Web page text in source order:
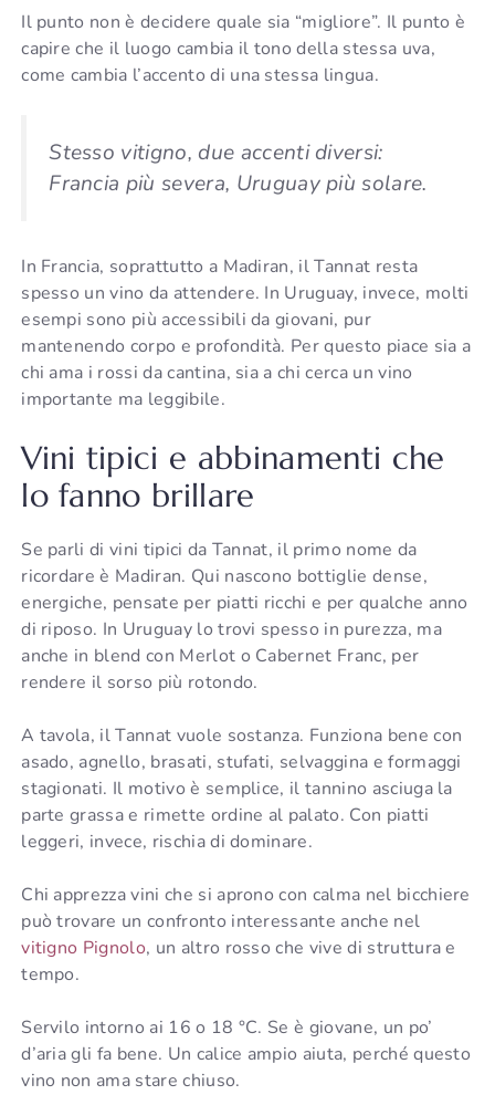
Il punto non è decidere quale sia “migliore”. Il punto è
capire che il luogo cambia il tono della stessa uva,
come cambia l’accento di una stessa lingua.
Stesso vitigno, due accenti diversi:
Francia più severa, Uruguay più solare.
In Francia, soprattutto a Madiran, il Tannat resta
spesso un vino da attendere. In Uruguay, invece, molti
esempi sono più accessibili da giovani, pur
mantenendo corpo e profondità. Per questo piace sia a
chi ama i rossi da cantina, sia a chi cerca un vino
importante ma leggibile.
Vini tipici e abbinamenti che
lo fanno brillare
Se parli di vini tipici da Tannat, il primo nome da
ricordare è Madiran. Qui nascono bottiglie dense,
energiche, pensate per piatti ricchi e per qualche anno
di riposo. In Uruguay lo trovi spesso in purezza, ma
anche in blend con Merlot o Cabernet Franc, per
rendere il sorso più rotondo.
A tavola, il Tannat vuole sostanza. Funziona bene con
asado, agnello, brasati, stufati, selvaggina e formaggi
stagionati. Il motivo è semplice, il tannino asciuga la
parte grassa e rimette ordine al palato. Con piatti
leggeri, invece, rischia di dominare.
Chi apprezza vini che si aprono con calma nel bicchiere
può trovare un confronto interessante anche nel
vitigno Pignolo, un altro rosso che vive di struttura e
tempo.
Servilo intorno ai 16 o 18 °C. Se è giovane, un po’
d’aria gli fa bene. Un calice ampio aiuta, perché questo
vino non ama stare chiuso.